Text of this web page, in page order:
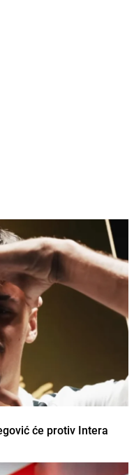
će protiv Intera